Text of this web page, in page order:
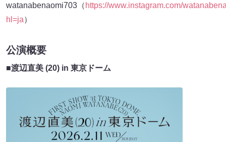
watanabenaomi703（ https://www.instagram.com/
hl=ja）
公演概要
■渡辺直美 (20) in 東京ドーム